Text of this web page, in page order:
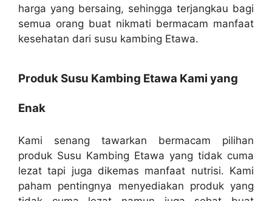
harga yang bersaing, sehingga terjangkau bagi
semua orang buat nikmati bermacam manfaat
kesehatan dari susu kambing Etawa.
Produk Susu Kambing Etawa Kami yang
Enak
Kami senang tawarkan bermacam pilihan
produk Susu Kambing Etawa yang tidak cuma
lezat tapi juga dikemas manfaat nutrisi. Kami
paham pentingnya menyediakan produk yang